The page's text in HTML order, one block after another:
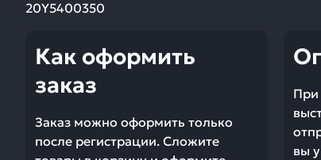
20Y5400350
Как оформить
заказ
Заказ можно оформить только
после регистрации. Сложите
При
вы